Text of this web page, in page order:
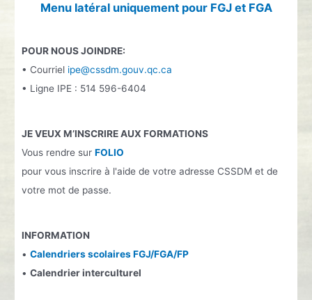
c
:
Menu latéral uniquement pour FGJ et FGA
POUR NOUS JOINDRE:
• Courriel ipe@cssdm.gouv.qc.ca
• Ligne IPE : 514 596-6404
JE VEUX M’INSCRIRE AUX FORMATIONS
Vous rendre surFOLIO
pour vous inscrire à l'aide de votre adresse CSSDM et de
votre mot de passe.
INFORMATION
•Calendriers scolaires FGJ/FGA/FP
•Calendrier interculturel